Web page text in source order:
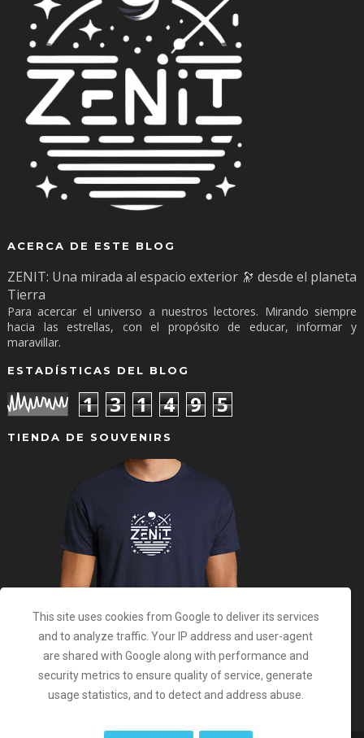
ACERCA DE ESTE BLOG
ZENIT: Una mirada al espacio exterior 🔭 desde el planeta
Tierra
Para acercar el universo a nuestros lectores. Mirando siempre
hacia las estrellas, con el propósito de educar, informar y
maravillar.
ESTADÍSTICAS DEL BLOG
1 3 1 4 9 5
TIENDA DE SOUVENIRS
This site uses cookies from Google to deliver its services
and to analyze traffic. Your IP address and user-agent
are shared with Google along with performance and
security metrics to ensure quality of service, generate
usage statistics, and to detect and address abuse.